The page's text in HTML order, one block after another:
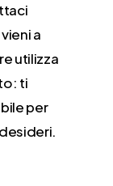
a
utilizza
ti
per